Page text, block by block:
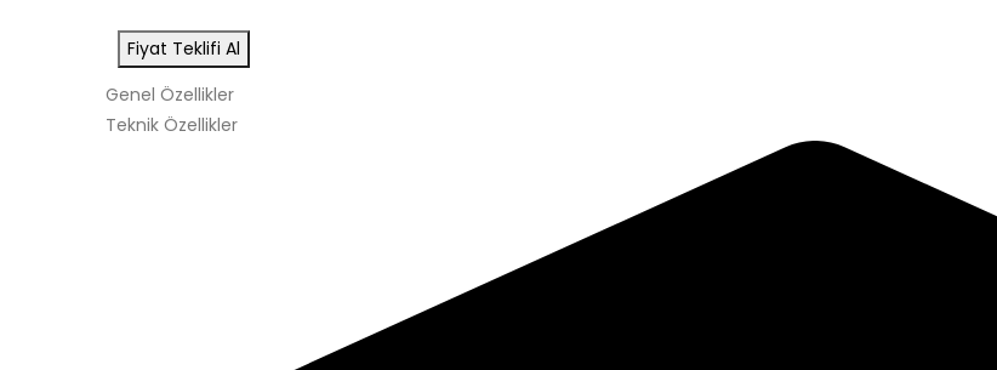
Fiyat Teklifi Al
Genel Özellikler
Teknik Özellikler